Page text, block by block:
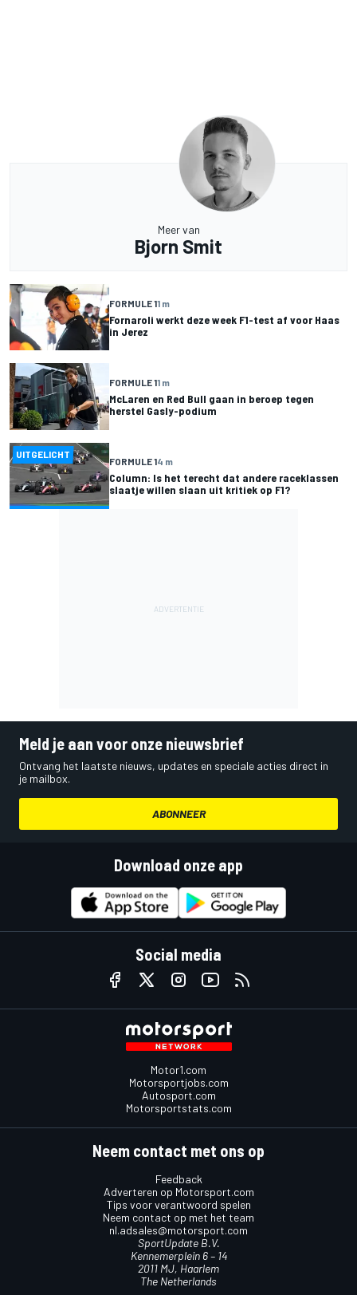
Meer van
Bjorn Smit
FORMULE 11 m
Fornaroli werkt deze week F1-test af voor Haas
in Jerez
FORMULE 11 m
McLaren en Red Bull gaan in beroep tegen
herstel Gasly-podium
UITGELICHT
FORMULE 14 m
Column: Is het terecht dat andere raceklassen
slaatje willen slaan uit kritiek op F1?
Meld je aan voor onze nieuwsbrief
Ontvang het laatste nieuws, updates en speciale acties direct in
je mailbox.
ABONNEER
Download onze app
Social media
Motor1.com
Motorsportjobs.com
Autosport.com
Motorsportstats.com
Neem contact met ons op
Feedback
Adverteren op Motorsport.com
Tips voor verantwoord spelen
Neem contact op met het team
nl.adsales@motorsport.com
SportUpdate B.V.
Kennemerplein 6 – 14
2011 MJ, Haarlem
The Netherlands